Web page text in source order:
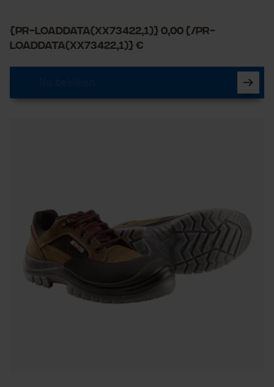
{PR-LoadData(XX73422,1)} 0,00 {/PR-
LoadData(XX73422,1)} €